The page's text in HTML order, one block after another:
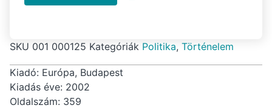
SKU 001 000125 Kategóriák Politika, Történelem
Kiadó: Európa, Budapest
Kiadás éve: 2002
Oldalszám: 359